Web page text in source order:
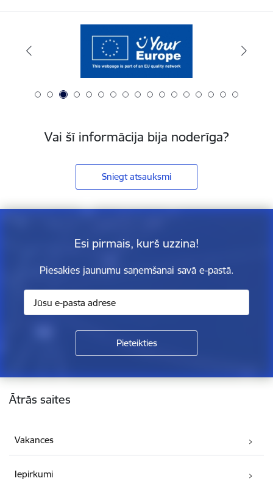
Vai šī informācija bija noderīga?
Sniegt atsauksmi
Esi pirmais, kurš uzzina!
Piesakies jaunumu saņemšanai savā e-pastā.
Kājene
Ātrās saites
Vakances
Iepirkumi